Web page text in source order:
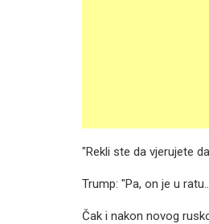
"Rekli ste da vjerujete
Trump: "Pa, on je u
Čak i nakon novog